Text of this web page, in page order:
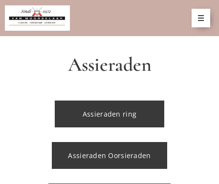
Assieraden
Assieraden ring
Assieraden Oorsieraden